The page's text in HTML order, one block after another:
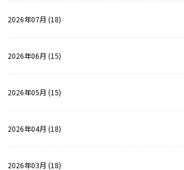
2026年07月 (18)
2026年06月 (15)
2026年05月 (15)
2026年04月 (18)
2026年03月 (18)